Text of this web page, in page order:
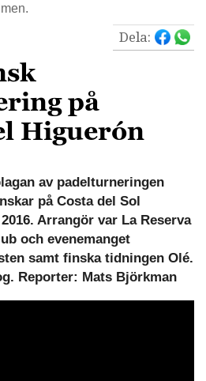
Dela:
på
Higuerón
av padelturneringen
på Costa del Sol
Arrangör var La Reserva
och evenemanget
samt finska tidningen Olé.
Reporter: Mats Björkman